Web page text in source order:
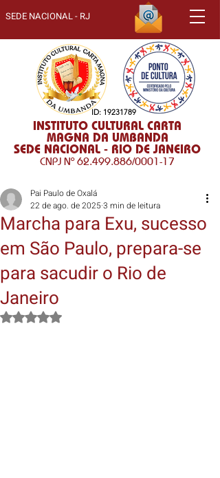
SEDE NACIONAL - RJ
INSTITUTO CULTURAL CARTA
MAGNA DA UMBANDA
SEDE NACIONAL - RIO DE JANEIRO
CNPJ Nº62.499.886/0001-17
ID: 19231789
Marcha para Exu, sucesso
em São Paulo, prepara-se
para sacudir o Rio de
Janeiro
Pai Paulo de Oxalá
22 de ago. de 20253 min de leitura
Avaliado com NaN de 5 estrelas.